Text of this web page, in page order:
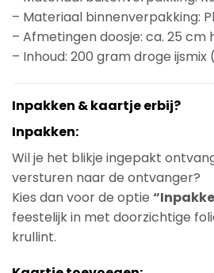
– Materiaal binnenverpakking:
– Afmetingen doosje: ca. 25 cm
– Inhoud: 200 gram droge
Inpakken & kaartje erbij?
Inpakken:
Wil je het blikje ingepakt
versturen naar de ontvanger?
Kies dan voor de optie
feestelijk in met doorzichtige
krullint.